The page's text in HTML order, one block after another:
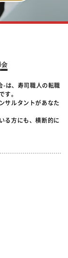
-は、寿司職人の転職
す。
サルタントがあなた
る方にも、横断的に